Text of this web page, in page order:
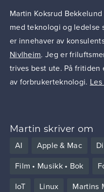
Martin Koksrud
med teknologi og ledelse
er innehaver av
Nivlheim. Jeg er
trives best ute. På fritiden
av forbrukerteknologi. Les
Martin skriver om
AI Apple & Mac
Film • Musikk • Bok
IoT Linux Martins